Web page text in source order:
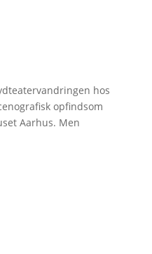
hos
opfindsom
Aarhus. Men